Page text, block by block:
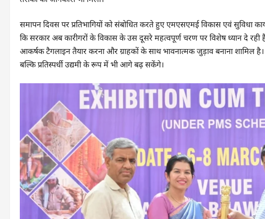
समापन दिवस पर प्रतिभागियों को संबोधित करते हुए एमएसएमई विकास एवं सुविधा
कि सरकार अब कारीगरों के विकास के उस दूसरे महत्वपूर्ण चरण पर विशेष ध्यान दे रही
आकर्षक टैगलाइन तैयार करना और ग्राहकों के साथ भावनात्मक जुड़ाव बनाना शामिल है।
बल्कि प्रतिस्पर्धी उद्यमी के रूप में भी आगे बढ़ सकेंगे।